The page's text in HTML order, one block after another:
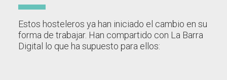
Estos hosteleros ya han iniciado el cambio en su
forma de trabajar. Han compartido con La Barra
Digital lo que ha supuesto para ellos: